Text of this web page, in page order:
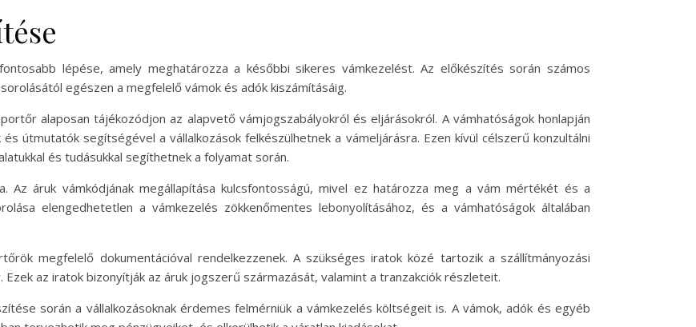
lépése, amely meghatározza a későbbi sikeres vámkezelést. Az előkészítés során számos
egészen a megfelelő vámok és adók kiszámításáig.
alaposan tájékozódjon az alapvető vámjogszabályokról és eljárásokról. A vámhatóságok honlapján
útmutatók segítségével a vállalkozások felkészülhetnek a vámeljárásra. Ezen kívül célszerű konzultálni
és tudásukkal segíthetnek a folyamat során.
Az áruk vámkódjának megállapítása kulcsfontosságú, mivel ez határozza meg a vám mértékét és a
elengedhetetlen a vámkezelés zökkenőmentes lebonyolításához, és a vámhatóságok általában
megfelelő dokumentációval rendelkezzenek. A szükséges iratok közé tartozik a szállítmányozási
az iratok bizonyítják az áruk jogszerű származását, valamint a tranzakciók részleteit.
során a vállalkozásoknak érdemes felmérniük a vámkezelés költségeit is. A vámok, adók és egyéb